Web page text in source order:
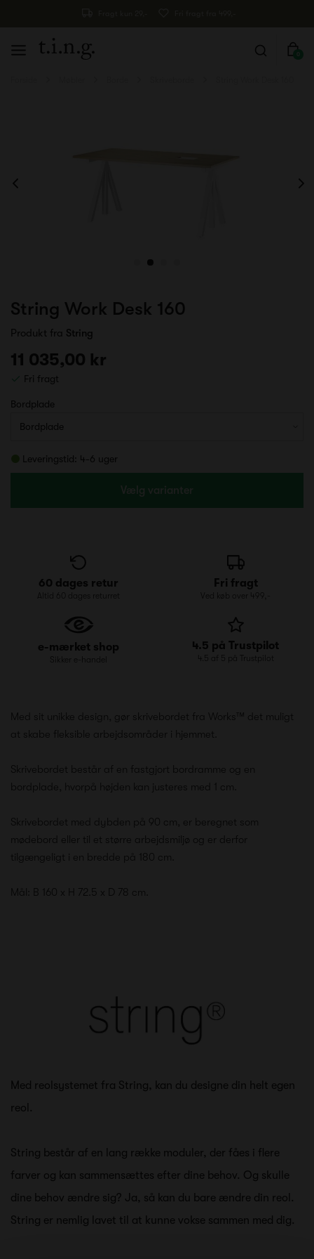
0
String Work Desk 160
Produkt fra String
11 035,00 kr
Fri fragt
Bordplade
Leveringstid: 4-6 uger
Vælg varianter
60 dages retur
Altid 60 dages returret
Fri fragt
Ved køb over 499,-
e-mærket shop
Sikker e-handel
4.5 på Trustpilot
4.5 af 5 på Trustpilot
Med sit unikke design, gør skrivebordet fra Works™ det muligt
at skabe fleksible arbejdsområder i hjemmet.
Skrivebordet består af en fastgjort bordramme og en
bordplade, hvorpå højden kan justeres med 1 cm.
Skrivebordet med dybden på 90 cm, er beregnet som
mødebord eller til et større arbejdsmiljø og er derfor
tilgængeligt i en bredde på 180 cm.
Mål: B 160 x H 72.5 x D 78 cm.
Med reolsystemet fra String, kan du designe din helt egen
reol.
String består af en lang række moduler, der fåes i flere
farver og kan sammensættes efter dine behov. Og skulle
dine behov ændre sig? Ja, så kan du bare ændre din reol.
String er nemlig lavet til at kunne vokse sammen med dig.